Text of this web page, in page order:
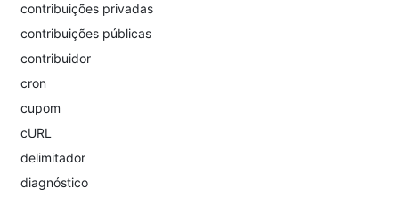
contribuições privadas
contribuições públicas
contribuidor
cron
cupom
cURL
delimitador
diagnóstico